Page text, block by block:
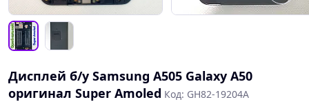
Дисплей б/у Samsung A505 Galaxy A50
оригинал Super Amoled Код: GH82-19204A